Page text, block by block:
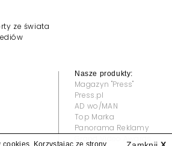
ze świata
Nasze produkty:
Magazyn "Press"
Press.pl
AD wo/MAN
Top Marka
Panorama Reklamy
Korzystając ze strony